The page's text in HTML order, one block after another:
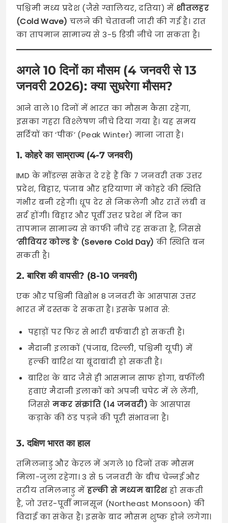
पश्चिमी मध्य प्रदेश (जैसे ग्वालियर, दतिया) में शीतलहर
(Cold Wave) चलने की चेतावनी जारी की गई है। रात
का तापमान सामान्य से 3-5 डिग्री नीचे जा सकता है।
अगले 10 दिनों का मौसम (4 जनवरी से 13
जनवरी 2026): क्या सुधरेगा मौसम?
आने वाले 10 दिनों में भारत का मौसम कैसा रहेगा,
इसका गहरा विश्लेषण नीचे दिया गया है। यह समय
सर्दियों का ‘पीक’ (Peak Winter) माना जाता है।
1. कोहरे का साम्राज्य (4-7 जनवरी)
IMD के मॉडल्स संकेत दे रहे हैं कि 7 जनवरी तक उत्तर
प्रदेश, बिहार, पंजाब और हरियाणा में कोहरे की स्थिति
गंभीर बनी रहेगी। धूप देर से निकलेगी और रातें लंबी व
सर्द होंगी। बिहार और पूर्वी उत्तर प्रदेश में दिन का
तापमान सामान्य से काफी नीचे रह सकता है, जिससे
‘सीवियर कोल्ड डे’ (Severe Cold Day) की स्थिति बन
सकती है।
2. बारिश की वापसी? (8-10 जनवरी)
एक और पश्चिमी विक्षोभ 8 जनवरी के आसपास उत्तर
भारत में दस्तक दे सकता है। इसके प्रभाव से:
पहाड़ों पर फिर से भारी बर्फबारी हो सकती है।
मैदानी इलाकों (पंजाब, दिल्ली, पश्चिमी यूपी) में
हल्की बारिश या बूंदाबांदी हो सकती है।
बारिश के बाद जैसे ही आसमान साफ होगा, बर्फीली
हवाएं मैदानी इलाकों को अपनी चपेट में ले लेंगी,
जिससेमकर संक्रांति (14 जनवरी) के आसपास
कड़ाके की ठंड पड़ने की पूरी संभावना है।
3. दक्षिण भारत का हाल
तमिलनाडु और केरल में अगले 10 दिनों तक मौसम
मिला-जुला रहेगा। 3 से 5 जनवरी के बीच चेन्नई और
तटीय तमिलनाडु में हल्की से मध्यम बारिशहो सकती
है, जो उत्तर-पूर्वी मानसून (Northeast Monsoon) की
विदाई का संकेत है। इसके बाद मौसम शुष्क होने लगेगा।